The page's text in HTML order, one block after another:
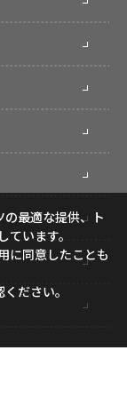
最適な提供、ト
います。
に同意したことも
ださい。